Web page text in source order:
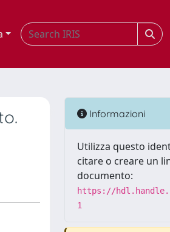
Informazioni
Utilizza questo
citare o creare un
documento:
https://
1